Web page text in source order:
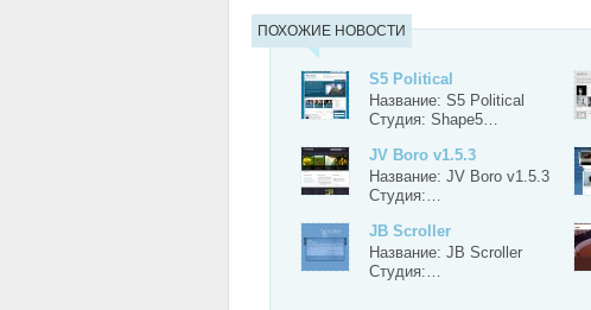
ПОХОЖИЕ НОВОСТИ
S5 Political
Название: S5 Political
Студия: Shape5…
JV Boro v1.5.3
Название: JV Boro v1.5.3
Студия:…
JB Scroller
Название: JB Scroller
Студия:…